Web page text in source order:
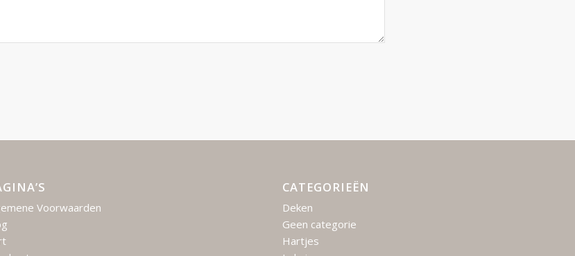
Voorwaarden
CATEGORIEËN
Deken
Geen categorie
Hartjes